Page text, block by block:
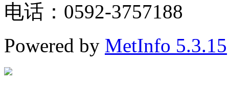
电话：0592-3757188
Powered by MetInfo 5.3.15